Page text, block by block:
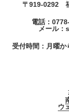
〒919-0292
電話：
メール：
受付時間：月曜
ウ